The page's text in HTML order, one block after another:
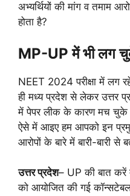
अभ्यर्थियों की मांग व तमाम
होता है?
MP-UP में भी लग
NEET 2024 परीक्षा में लग
ही मध्य प्रदेश से लेकर उत्तर
में पेपर लीक के कारण मच चुके
ऐसे में आइए हम आपको इन
आरोपों के बारे में बारी-बारी से
उत्तर प्रदेश– UP की बात करें
को आयोजित की गई कॉन्सटेबल